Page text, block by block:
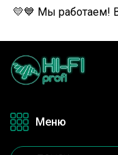
💛💙 Мы работаем!
Меню